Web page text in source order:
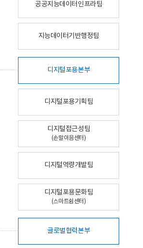
공공지능데이터인프라팀
지능데이터기반행정팀
디지털포용본부
디지털포용기획팀
디지털접근성팀
(손말이음센터)
디지털역량개발팀
디지털포용문화팀
(스마트쉼센터)
글로벌협력본부